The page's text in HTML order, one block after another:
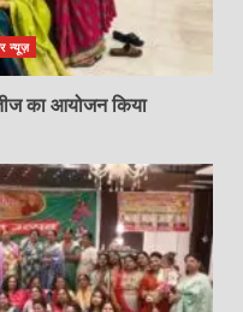
न्यूज़
का आयोजन किया